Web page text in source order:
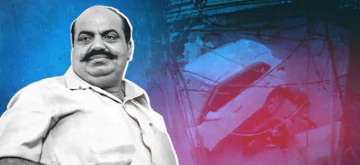
ఉత్తర్‌ప్రదేశ్ హత్య కేసు: ఉమేష్
పాల్‌పై కాల్పులు జరుపుతున్న
సీసీటీవీ వీడియో వైరల్
వ్రాసిన వారు Stalin Mar 16, 2023 04:26 pm
ఈ వార్తాకథనం ఏంటి